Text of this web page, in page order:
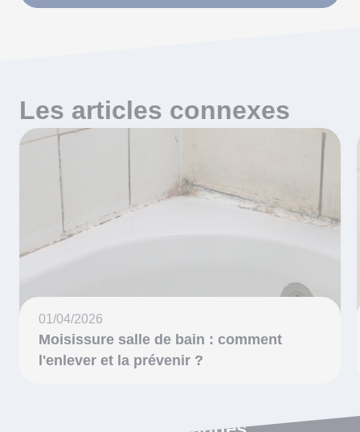
Les articles connexes
01/04/2026
Moisissure salle de bain : comment
l'enlever et la prévenir ?